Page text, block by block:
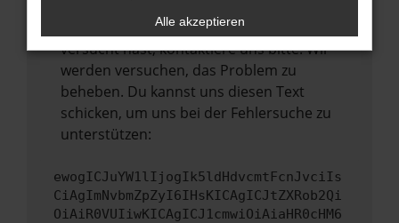
Wende dich an den Webseitenbetreiber.
Wenn du alle oben genannten Schritte
versucht hast, kontaktiere uns bitte. Wir
werden versuchen, das Problem zu
beheben. Du kannst uns diesen Text
schicken, um uns bei der Fehlersuche zu
unterstützen:
ewogICJuYW1lIjogIk5ldHdvcmtFcnJvciIs
CiAgImNvbmZpZyI6IHsKICAgICJtZXRob2Qi
OiAiR0VUIiwKICAgICJ1cmwiOiAiaHR0cHM6
Alle akzeptieren